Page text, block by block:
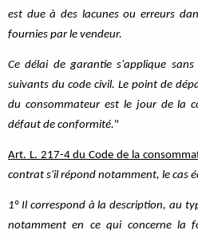
est due à des lacunes ou erreurs
fournies par le vendeur.
Ce délai de garantie s'applique
suivants du code civil. Le point de
du consommateur est le jour de la
défaut de conformité."
Art. L. 217-4 du Code de la
contrat s'il répond notamment, le cas
1° Il correspond à la description, au
notamment en ce qui concerne la